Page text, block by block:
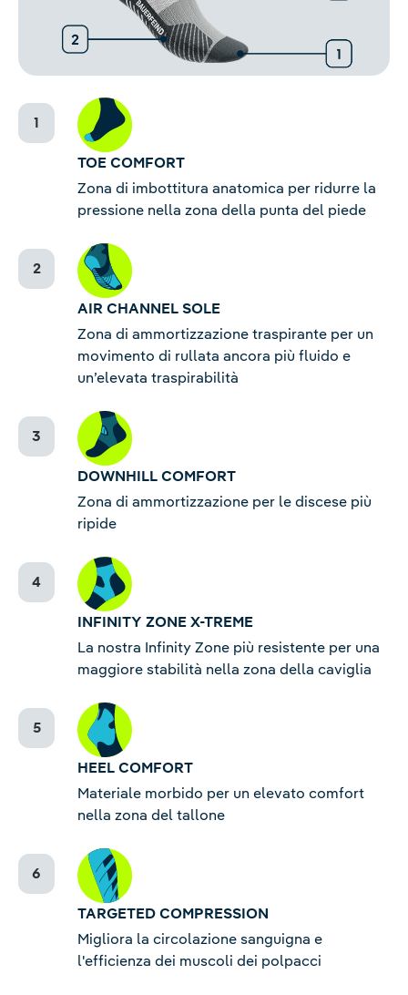
TOE COMFORT
Zona di imbottitura anatomica per ridurre la
pressione nella zona della punta del piede
AIR CHANNEL SOLE
Zona di ammortizzazione traspirante per un
movimento di rullata ancora più fluido e
un’elevata traspirabilità
DOWNHILL COMFORT
Zona di ammortizzazione per le discese più
ripide
INFINITY ZONE X-TREME
La nostra Infinity Zone più resistente per una
maggiore stabilità nella zona della caviglia
HEEL COMFORT
Materiale morbido per un elevato comfort
nella zona del tallone
TARGETED COMPRESSION
Migliora la circolazione sanguigna e
l'efficienza dei muscoli dei polpacci